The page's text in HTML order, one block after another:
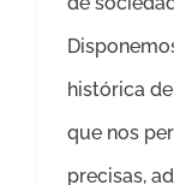
histórica
que nos
precisas,